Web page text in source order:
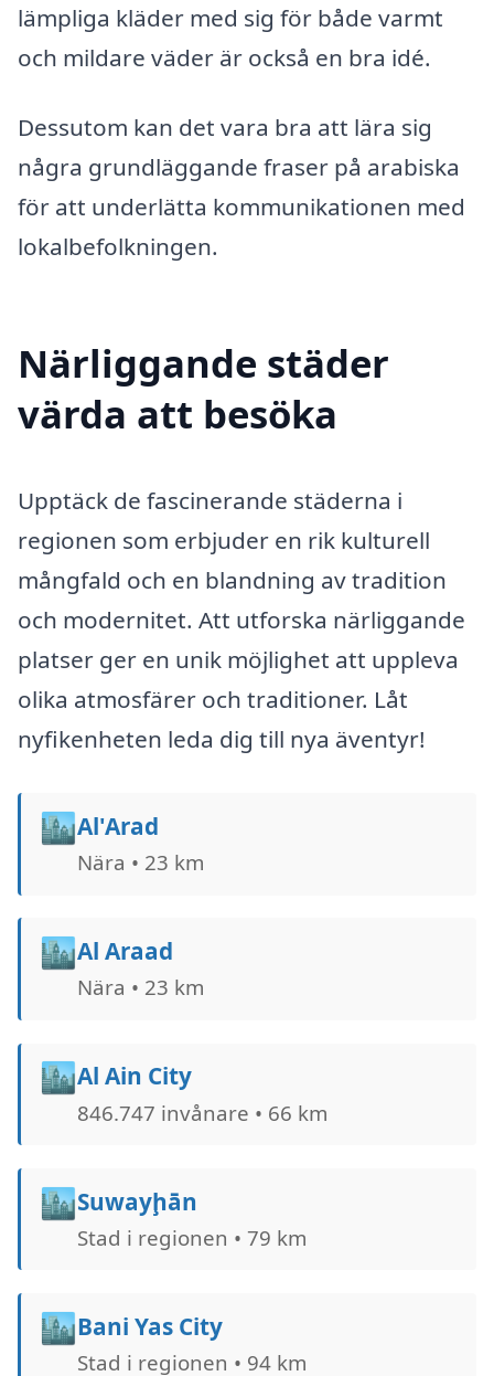
lämpliga kläder med sig för både varmt
och mildare väder är också en bra idé.
Dessutom kan det vara bra att lära sig
några grundläggande fraser på arabiska
för att underlätta kommunikationen med
lokalbefolkningen.
Närliggande städer
värda att besöka
Upptäck de fascinerande städerna i
regionen som erbjuder en rik kulturell
mångfald och en blandning av tradition
och modernitet. Att utforska närliggande
platser ger en unik möjlighet att uppleva
olika atmosfärer och traditioner. Låt
nyfikenheten leda dig till nya äventyr!
🏙️Al'Arad
Nära • 23 km
🏙️Al Araad
Nära • 23 km
🏙️Al Ain City
846.747 invånare • 66 km
🏙️Suwayḩān
Stad i regionen • 79 km
🏙️Bani Yas City
Stad i regionen • 94 km